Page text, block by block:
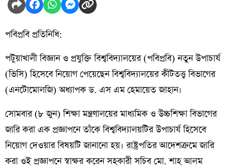
পবিপ্রবি প্রতিনিধি:
পটুয়াখালী বিজ্ঞান ও প্রযুক্তি বিশ্ববিদ্যালয়ের (পবিপ্রবি) নতুন উপাচার্য
(ভিসি) হিসেবে নিয়োগ পেয়েছেন বিশ্ববিদ্যালয়ের কীটতত্ত্ব বিভাগের
(এনটোমোলজি) অধ্যাপক ড. এস এম হেমায়েত জাহান।
সোমবার (৮ জুন) শিক্ষা মন্ত্রণালয়ের মাধ্যমিক ও উচ্চশিক্ষা বিভাগের
জারি করা এক প্রজ্ঞাপনে তাঁকে বিশ্ববিদ্যালয়টির উপাচার্য হিসেবে
নিয়োগ দেওয়ার বিষয়টি জানানো হয়। রাষ্ট্রপতির আদেশক্রমে জারি
করা ওই প্রজ্ঞাপনে স্বাক্ষর করেন সহকারী সচিব মো. শাহ আলম